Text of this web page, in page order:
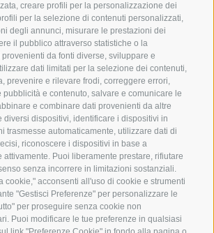
creare profili per la personalizzazione dei
per la selezione di contenuti personalizzati,
degli annunci, misurare le prestazioni dei
il pubblico attraverso statistiche o la
da fonti diverse, sviluppare e
dati limitati per la selezione dei contenuti,
prevenire e rilevare frodi, correggere errori,
pubblicità e contenuto, salvare e comunicare le
e combinare dati provenienti da altre
diversi dispositivi, identificare i dispositivi in
trasmesse automaticamente, utilizzare dati di
riconoscere i dispositivi in base a
attivamente. Puoi liberamente prestare, rifiutare
senza incorrere in limitazioni sostanziali.
cookie," acconsenti all'uso di cookie e strumenti
"Gestisci Preferenze" per personalizzare le
per proseguire senza cookie non
Puoi modificare le tue preferenze in qualsiasi
COOKIE POLICY
PAGAMENTI SICURI
AZIENDA
CHI SIAMO
MARCHI TRATTATI
CONDOMINI
Bonifico
Bancario